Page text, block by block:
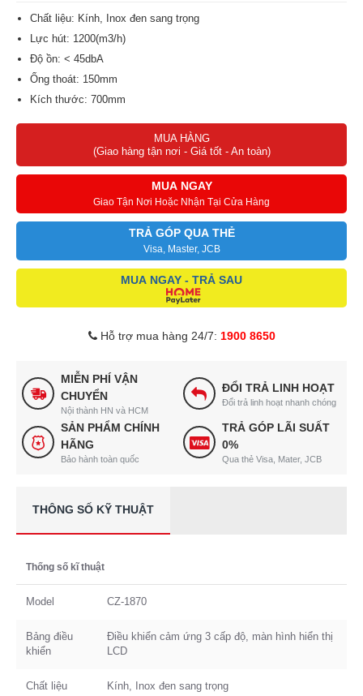
Chất liệu: Kính, Inox đen sang trọng
Lực hút: 1200(m3/h)
Độ ồn: < 45dbA
Ống thoát: 150mm
Kích thước: 700mm
MUA HÀNG
(Giao hàng tận nơi - Giá tốt - An toàn)
MUA NGAY
Giao Tận Nơi Hoặc Nhận Tại Cửa Hàng
TRẢ GÓP QUA THẺ
Visa, Master, JCB
MUA NGAY - TRẢ SAU
Hỗ trợ mua hàng 24/7: 1900 8650
MIỄN PHÍ VẬN
CHUYỂN
Nội thành HN và HCM
ĐỔI TRẢ LINH HOẠT
Đổi trả linh hoạt nhanh chóng
SẢN PHẨM CHÍNH
HÃNG
Bảo hành toàn quốc
TRẢ GÓP LÃI SUẤT
0%
Qua thẻ Visa, Mater, JCB
THÔNG SỐ KỸ THUẬT
Thống số kĩ thuật
Model CZ-1870
Bảng điều
khiển
Điều khiển cảm ứng 3 cấp độ, màn hình hiển thị
LCD
Chất liệu Kính, Inox đen sang trọng